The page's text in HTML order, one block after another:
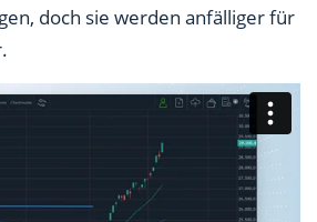
doch sie werden anfälliger für